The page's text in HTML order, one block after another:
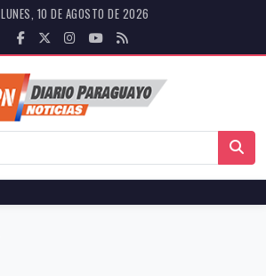
LUNES, 10 DE AGOSTO DE 2026